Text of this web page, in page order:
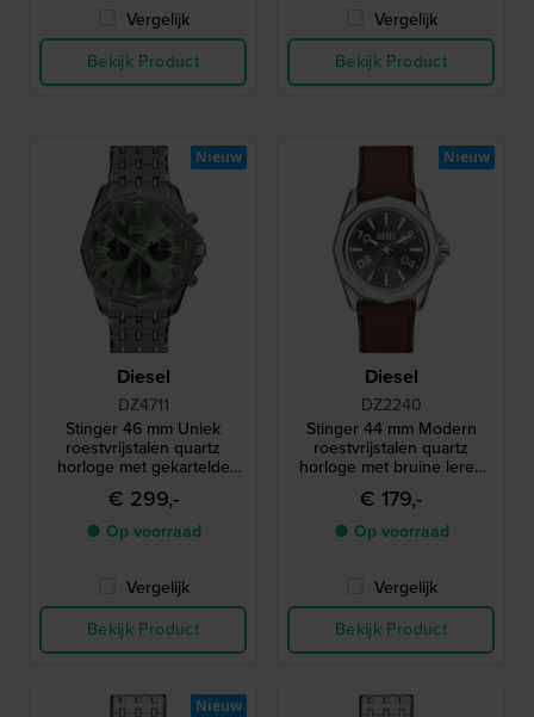
Vergelijk
Bekijk Product
Vergelijk
Bekijk Product
Diesel
DZ4711
Stinger 46 mm Uniek
roestvrijstalen quartz
horloge met gekartelde
lunette
€ 299,-
● Op voorraad
Vergelijk
Bekijk Product
Nieuw
Diesel
DZ2240
Stinger 44 mm Modern
roestvrijstalen quartz
horloge met bruine leren
band
€ 179,-
● Op voorraad
Vergelijk
Bekijk Product
Nieuw
Nieuw